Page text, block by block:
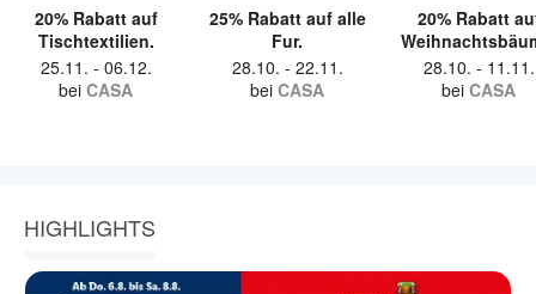
20% Rabatt auf
Tischtextilien.
25.11. - 06.12.
bei CASA
25% Rabatt auf alle
Fur.
28.10. - 22.11.
bei CASA
20% Rabatt
28.10. - 11.11.
bei CASA
HIGHLIGHTS